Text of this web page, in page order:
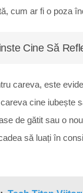
cum ar fi o poza
Cine Să
careva, este
cine iubește
de gătit sau o
să luați în